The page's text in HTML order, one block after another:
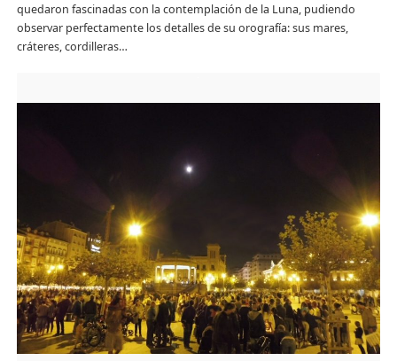
quedaron fascinadas con la contemplación de la Luna, pudiendo
observar perfectamente los detalles de su orografía: sus mares,
cráteres, cordilleras…